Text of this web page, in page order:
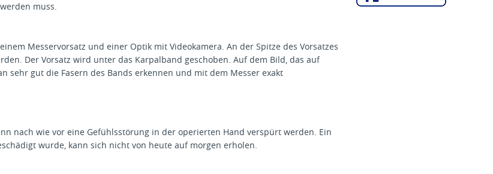
muss.
Messervorsatz und einer Optik mit Videokamera. An der Spitze des Vorsatzes
Der Vorsatz wird unter das Karpalband geschoben. Auf dem Bild, das auf
sehr gut die Fasern des Bands erkennen und mit dem Messer exakt
nach wie vor eine Gefühlsstörung in der operierten Hand verspürt werden. Ein
wurde, kann sich nicht von heute auf morgen erholen.